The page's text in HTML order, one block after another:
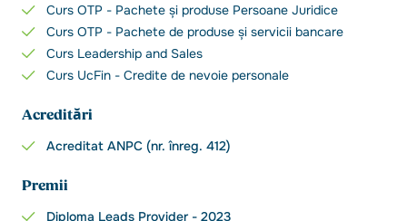
Curs OTP - Pachete și produse Persoane Juridice
Curs OTP - Pachete de produse și servicii bancare
Curs Leadership and Sales
Curs UcFin - Credite de nevoie personale
Acreditări
Acreditat ANPC (nr. înreg. 412)
Premii
Diploma Leads Provider - 2023